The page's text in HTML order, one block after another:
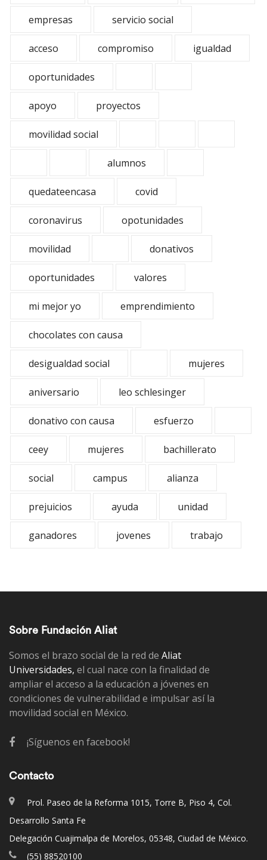
empresas servicio social
acceso compromiso igualdad
oportunidades
apoyo proyectos
movilidad social
alumnos
quedateencasa covid
coronavirus opotunidades
movilidad donativos
oportunidades valores
mi mejor yo emprendimiento
chocolates con causa
desigualdad social mujeres
aniversario leo schlesinger
donativo con causa esfuerzo
ceey mujeres bachillerato
social campus alianza
prejuicios ayuda unidad
ganadores jovenes trabajo
Sobre Fundación Aliat
Somos el brazo social de la red de Aliat
Universidades, el cual nace con la finalidad de
ampliar el acceso a la educación a jóvenes en
condiciones de vulnerabilidad e impulsar así la
movilidad social en México.
¡Síguenos en facebook!
Contacto
Prol. Paseo de la Reforma 1015, Torre B, Piso 4, Col.
Desarrollo Santa Fe
Delegación Cuajimalpa de Morelos, 05348, Ciudad de México.
(55) 88520100